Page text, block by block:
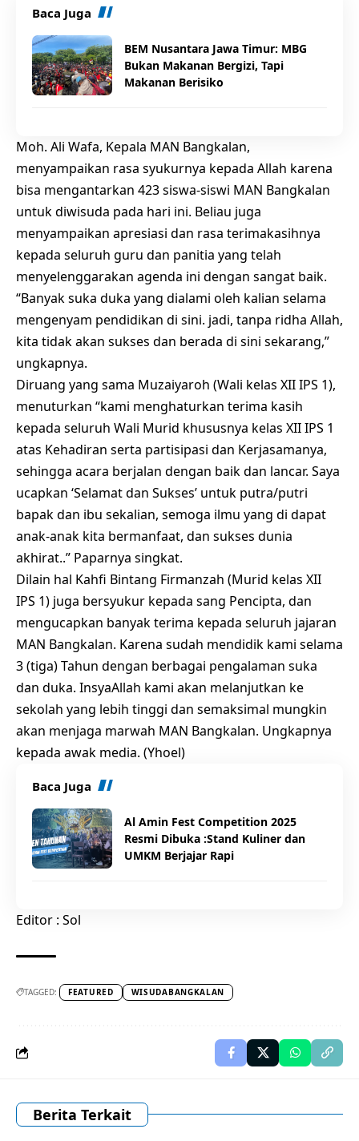
Baca Juga
BEM Nusantara Jawa Timur: MBG
Bukan Makanan Bergizi, Tapi
Makanan Berisiko
Moh. Ali Wafa, Kepala MAN Bangkalan,
menyampaikan rasa syukurnya kepada Allah karena
bisa mengantarkan 423 siswa-siswi MAN Bangkalan
untuk diwisuda pada hari ini. Beliau juga
menyampaikan apresiasi dan rasa terimakasihnya
kepada seluruh guru dan panitia yang telah
menyelenggarakan agenda ini dengan sangat baik.
“Banyak suka duka yang dialami oleh kalian selama
mengenyam pendidikan di sini. jadi, tanpa ridha Allah,
kita tidak akan sukses dan berada di sini sekarang,”
ungkapnya.
Diruang yang sama Muzaiyaroh (Wali kelas XII IPS 1),
menuturkan “kami menghaturkan terima kasih
kepada seluruh Wali Murid khususnya kelas XII IPS 1
atas Kehadiran serta partisipasi dan Kerjasamanya,
sehingga acara berjalan dengan baik dan lancar. Saya
ucapkan ‘Selamat dan Sukses’ untuk putra/putri
bapak dan ibu sekalian, semoga ilmu yang di dapat
anak-anak kita bermanfaat, dan sukses dunia
akhirat..” Paparnya singkat.
Dilain hal Kahfi Bintang Firmanzah (Murid kelas XII
IPS 1) juga bersyukur kepada sang Pencipta, dan
mengucapkan banyak terima kepada seluruh jajaran
MAN Bangkalan. Karena sudah mendidik kami selama
3 (tiga) Tahun dengan berbagai pengalaman suka
dan duka. InsyaAllah kami akan melanjutkan ke
sekolah yang lebih tinggi dan semaksimal mungkin
akan menjaga marwah MAN Bangkalan. Ungkapnya
kepada awak media. (Yhoel)
Baca Juga
Al Amin Fest Competition 2025
Resmi Dibuka :Stand Kuliner dan
UMKM Berjajar Rapi
Editor : Sol
TAGGED: FEATURED WISUDABANGKALAN
Berita Terkait